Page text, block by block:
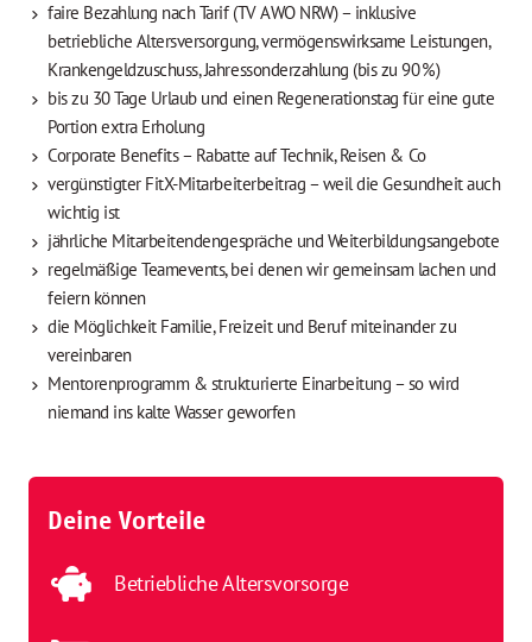
faire Bezahlung nach Tarif (TV AWO NRW) – inklusive
betriebliche Altersversorgung, vermögenswirksame Leistungen,
Krankengeldzuschuss, Jahressonderzahlung (bis zu 90 %)
bis zu 30 Tage Urlaub und einen Regenerationstag für eine gute
Portion extra Erholung
Corporate Benefits – Rabatte auf Technik, Reisen & Co
vergünstigter FitX-Mitarbeiterbeitrag – weil die Gesundheit auch
wichtig ist
jährliche Mitarbeitendengespräche und Weiterbildungsangebote
regelmäßige Teamevents, bei denen wir gemeinsam lachen und
feiern können
die Möglichkeit Familie, Freizeit und Beruf miteinander zu
vereinbaren
Mentorenprogramm & strukturierte Einarbeitung – so wird
niemand ins kalte Wasser geworfen
Deine Vorteile
Betriebliche Altersvorsorge